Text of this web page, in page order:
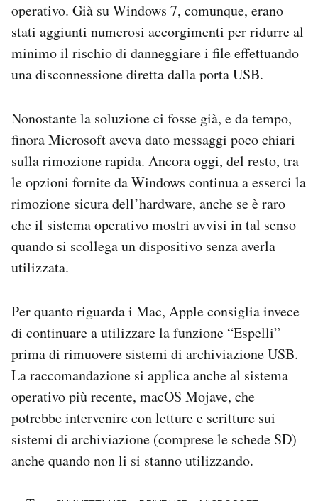
operativo. Già su Windows 7, comunque, erano
stati aggiunti numerosi accorgimenti per ridurre al
minimo il rischio di danneggiare i file effettuando
una disconnessione diretta dalla porta USB.
Nonostante la soluzione ci fosse già, e da tempo,
finora Microsoft aveva dato messaggi poco chiari
sulla rimozione rapida. Ancora oggi, del resto, tra
le opzioni fornite da Windows continua a esserci la
rimozione sicura dell’hardware, anche se è raro
che il sistema operativo mostri avvisi in tal senso
quando si scollega un dispositivo senza averla
utilizzata.
Per quanto riguarda i Mac, Apple consiglia invece
di continuare a utilizzare la funzione “Espelli”
prima di rimuovere sistemi di archiviazione USB.
La raccomandazione si applica anche al sistema
operativo più recente, macOS Mojave, che
potrebbe intervenire con letture e scritture sui
sistemi di archiviazione (comprese le schede SD)
anche quando non li si stanno utilizzando.